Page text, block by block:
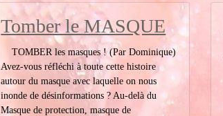
Tomber le MASQUE
TOMBER les masques ! (Par Dominique)
Avez-vous réfléchi à toute cette histoire
autour du masque avec laquelle on nous
inonde de désinformations ? Au-delà du
Masque de protection, masque de